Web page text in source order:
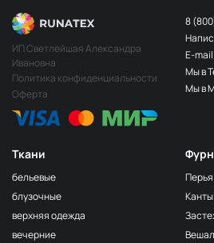
(Т.Бирюзовый)
МП-20-
2Т.Бирюзовый
МП-20-203/
1Св.Бирюзовый
Аквамарин(Т.Бирюзовый)
МП-20-
F222/2
волна
МП-20-F222/2
Ткани
бельевые
блузочные
верхняя одежда
вечерние
Канты
ИП Светлейшая Александра
Ивановна
Политика конфиденциальности
Оферта
8
E-
Мы в
Мы в